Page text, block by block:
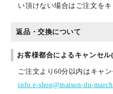
い頂けない場合はご注文を
返品・交換について
お客様都合によるキャンセル
ご注文より60分以内はキャン
info.e-shop@maison-du-